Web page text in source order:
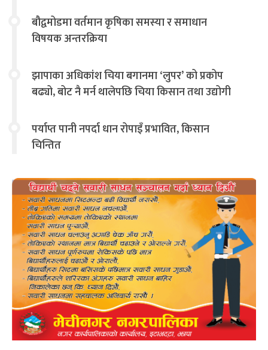
बौद्वमोडमा वर्तमान कृषिका समस्या र समाधान
विषयक अन्तरक्रिया
झापाका अधिकांश चिया बगानमा ‘लुपर’ को प्रकोप
बढ्यो, बोट नै मर्न थालेपछि चिया किसान तथा उद्योगी
पर्याप्त पानी नपर्दा धान रोपाइँ प्रभावित, किसान
चिन्तित